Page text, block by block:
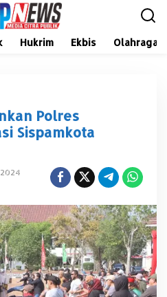
Hukrim Ekbis Olahraga
Polres
Sispamkota